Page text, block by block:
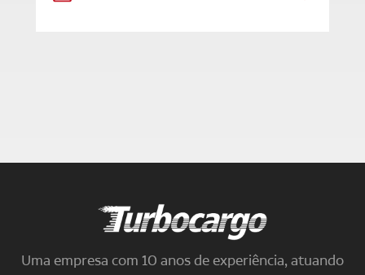
Turbocargo
Uma empresa com 10 anos de experiência, atuando